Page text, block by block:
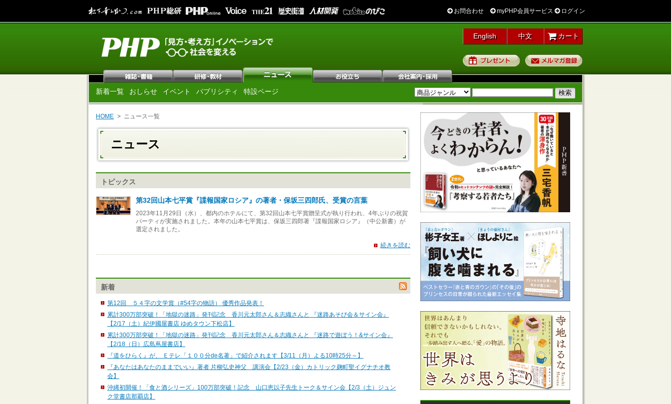
お問合わせ myPHP会員サービス ログイン
English 中文 カート
プレゼント
新着一覧 おしらせ イベント パブリシティ 特設ページ
HOME ニュース一覧
ニュース
トピックス
第32回山本七平賞『諜報国家ロシア』の著者・保坂三四郎氏、受賞の言葉
2023年11月29日（水）、都内のホテルにて、第32回山本七平賞贈呈式が執り行われ、4年ぶりの祝賀
パーティが実施されました。本年の山本七平賞は、保坂三四郎著『諜報国家ロシア』（中公新書）が
選定されました。
続きを読む
新着
第12回 ５４字の文学賞（#54字の物語） 優秀作品発表！
累計300万部突破！「地獄の迷路」発刊記念 香川元太郎さん＆志織さんと 『迷路あそび会＆サイン会』
【2/17（土）紀伊國屋書店 ゆめタウン下松店】
累計300万部突破！「地獄の迷路」発刊記念 香川元太郎さん＆志織さんと 『迷路で遊ぼう！&サイン会』
【2/18（日）広島蔦屋書店】
『道をひらく』が、 Ｅテレ「１００分de名著」で紹介されます【3/11（月）よる10時25分～】
『あなたはあなたのままでいい』著者 片柳弘史神父 講演会【2/23（金）カトリック麹町聖イグナチオ教
会】
沖縄初開催！「食と酒シリーズ」100万部突破！記念 山口恵以子先生トーク＆サイン会【2/3（土）ジュン
ク堂書店那覇店】